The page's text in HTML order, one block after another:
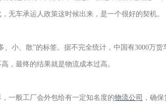
无车承运人政策这时候出来，是一个很好的契机。
小、散”的标签。据不完全统计，中国有3000万
，最终的结果就是物流成本过高。
一般工厂会外包给有一定知名度的物流公司 ，确